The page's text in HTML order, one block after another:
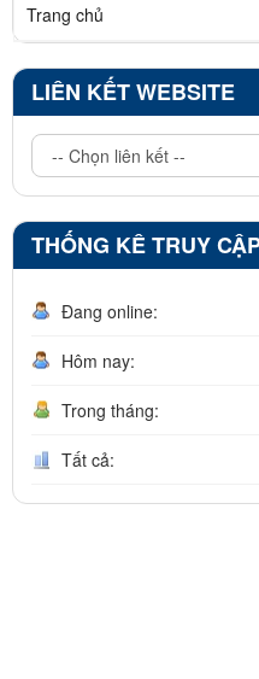
Trang chủ
LIÊN KẾT WEBSITE
THỐNG KÊ TRUY
Đang online:
Hôm nay:
Trong tháng:
Tất cả: